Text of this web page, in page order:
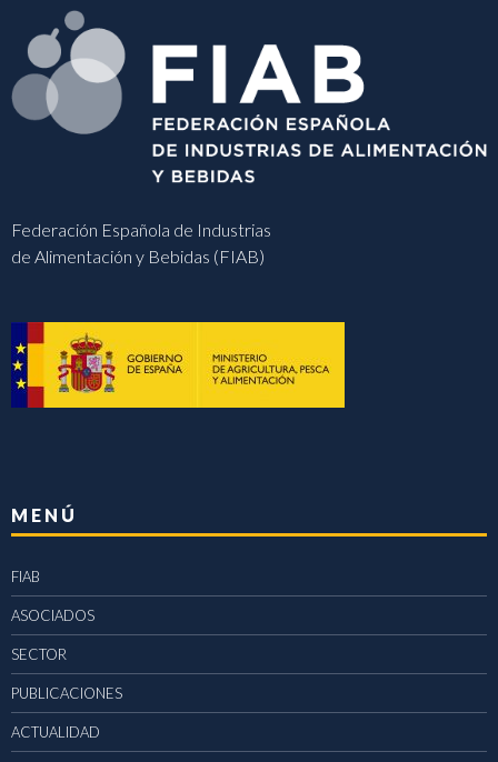
Federación Española de Industrias
de Alimentación y Bebidas (FIAB)
MENÚ
FIAB
ASOCIADOS
SECTOR
PUBLICACIONES
ACTUALIDAD